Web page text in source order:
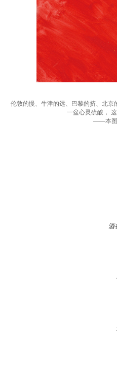
伦敦的慢、牛津的远、巴黎的挤、北京
一盆心灵硫酸，
——本图
酒